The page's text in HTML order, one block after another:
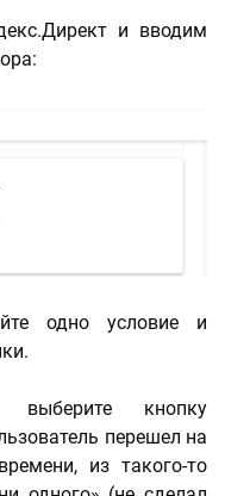
и вводим
одно условие и
выберите кнопку
перешел на
из такого-то